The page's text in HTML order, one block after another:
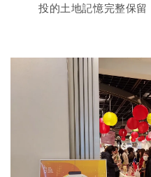
投的土地記憶完整保留